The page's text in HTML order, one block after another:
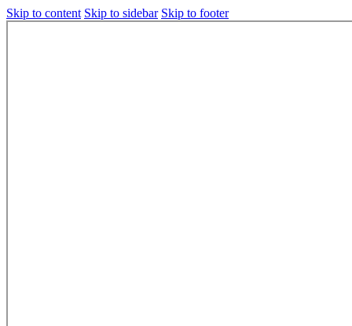
Skip to content Skip to sidebar Skip to footer